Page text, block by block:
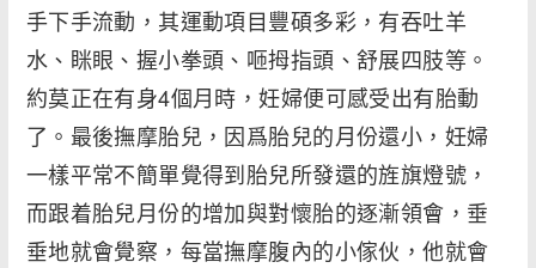
手下手流動，其運動項目豐碩多彩，有吞吐羊
水、眯眼、握小拳頭、咂拇指頭、舒展四肢等。
約莫正在有身4個月時，妊婦便可感受出有胎動
了。最後撫摩胎兒，因爲胎兒的月份還小，妊婦
一樣平常不簡單覺得到胎兒所發還的旌旗燈號，
而跟着胎兒月份的增加與對懷胎的逐漸領會，垂
垂地就會覺察，每當撫摩腹內的小傢伙，他就會